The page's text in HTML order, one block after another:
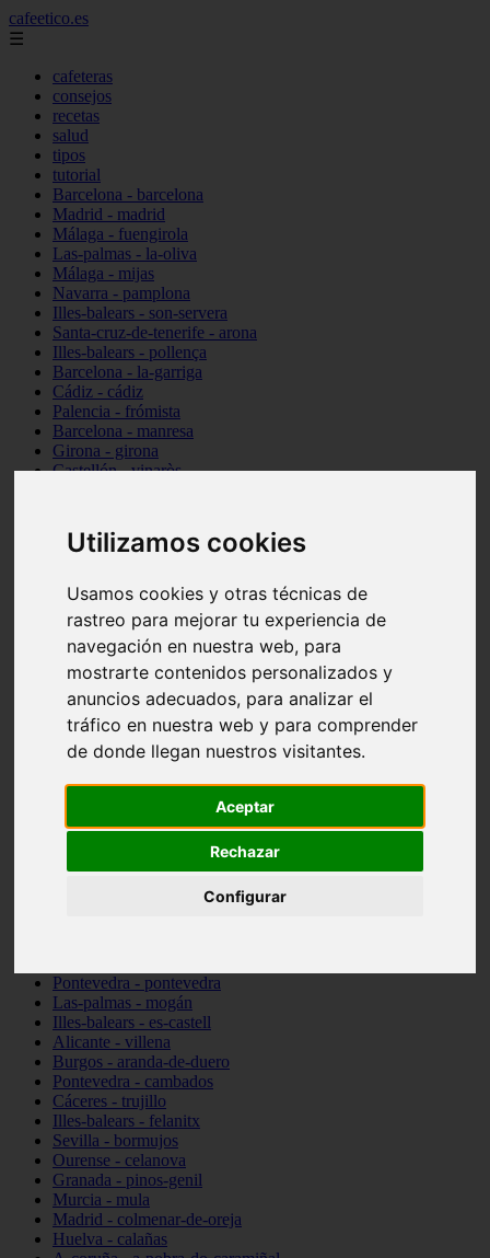
Utilizamos cookies
Usamos cookies y otras técnicas de
rastreo para mejorar tu experiencia de
navegación en nuestra web, para
mostrarte contenidos personalizados y
anuncios adecuados, para analizar el
tráfico en nuestra web y para comprender
de donde llegan nuestros visitantes.
Aceptar
Rechazar
Configurar
cafeetico.es
☰
cafeteras
consejos
recetas
salud
tipos
tutorial
Barcelona - barcelona
Madrid - madrid
Málaga - fuengirola
Las-palmas - la-oliva
Málaga - mijas
Navarra - pamplona
Illes-balears - son-servera
Santa-cruz-de-tenerife - arona
Illes-balears - pollença
Barcelona - la-garriga
Cádiz - cádiz
Palencia - frómista
Barcelona - manresa
Girona - girona
Castellón - vinaròs
Málaga - nerja
Girona - blanes
Málaga - marbella
Asturias - gijón
Girona - figueres
Alicante - santa-pola
Almería - roquetas-de-mar
Girona - tossa-de-mar
Barcelona - sant-cugat-del-vallès
Alicante - l39alfàs-del-pi
Barcelona - vilanova-i-la-geltrú
Castellón - peñíscola
Illes-balears - sant-josep-de-sa-talaia
Pontevedra - pontevedra
Las-palmas - mogán
Illes-balears - es-castell
Alicante - villena
Burgos - aranda-de-duero
Pontevedra - cambados
Cáceres - trujillo
Illes-balears - felanitx
Sevilla - bormujos
Ourense - celanova
Granada - pinos-genil
Murcia - mula
Madrid - colmenar-de-oreja
Huelva - calañas